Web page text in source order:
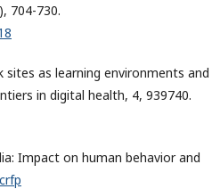
704-730.
sites as learning environments and
in digital health, 4, 939740.
Impact on human behavior and